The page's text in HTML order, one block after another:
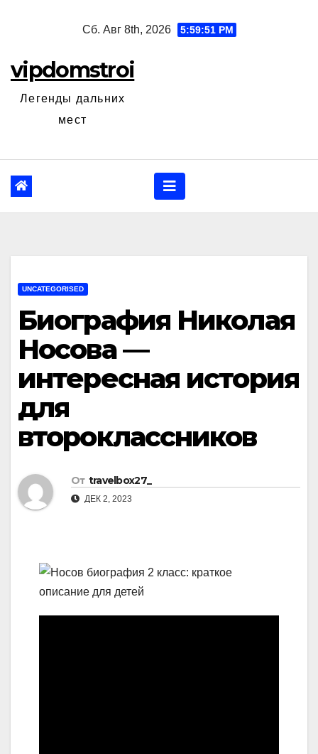
Сб. Авг 8th, 2026 5:59:52 PM
vipdomstroi
Легенды дальних
мест
UNCATEGORISED
Биография Николая
Носова —
интересная история
для
второклассников
От travelbox27_
ДЕК 2, 2023